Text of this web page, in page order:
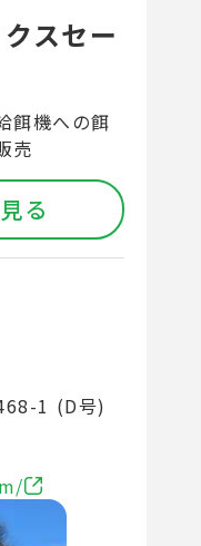
スセー
餌機への餌
売
る
1 (D号)